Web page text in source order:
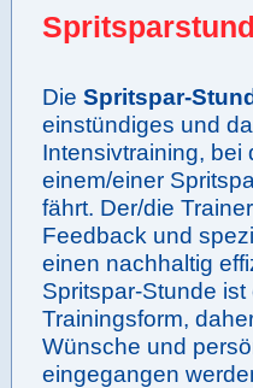
Die Spritspar-
einstündiges und
Intensivtraining, bei
einem/einer
fährt. Der/die
Feedback und
einen nachhaltig
Spritspar-Stunde
Trainingsform,
Wünsche und
eingegangen